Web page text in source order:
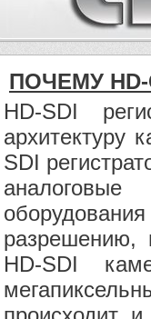
ПОЧЕМУ HD-
HD-SDI
архитектуру
SDI
разрешению,
HD-SDI